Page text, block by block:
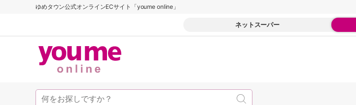
ゆめタウン公式オンラインECサイト「youme online」
ネットスーパー